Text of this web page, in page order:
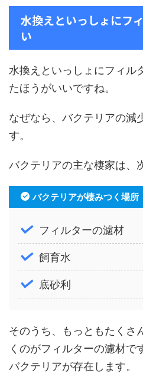
水換えといっしょにフ
い
水換えといっしょにフィル
たほうがいいですね。
なぜなら、バクテリアの減
す。
バクテリアの主な棲家は、
バクテリアが棲みつく場所
フィルターの濾材
飼育水
底砂利
そのうち、もっともたくさ
くのがフィルターの濾材で
バクテリアが存在します。